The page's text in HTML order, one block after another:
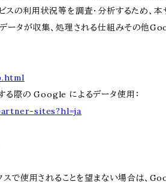
ビスの利用状況等を調査・分析するた
ータが収集、処理される仕組みその他
る際の Google によるデータ使用：
sites?hl=ja
で使用されることを望まない場合は、